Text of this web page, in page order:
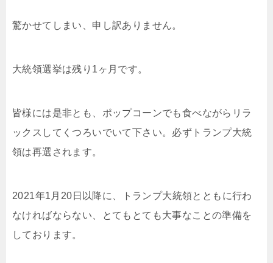
驚かせてしまい、申し訳ありません。
大統領選挙は残り1ヶ月です。
皆様には是非とも、ポップコーンでも食べながらリラ
ックスしてくつろいでいて下さい。必ずトランプ大統
領は再選されます。
2021年1月20日以降に、トランプ大統領とともに行わ
なければならない、とてもとても大事なことの準備を
しております。